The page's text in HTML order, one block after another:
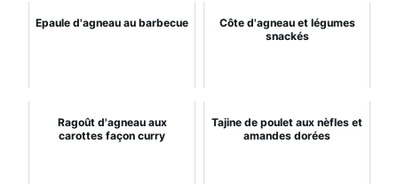
Epaule d'agneau au barbecue
Côte d'agneau et légumes
snackés
Ragoût d'agneau aux
carottes façon curry
Tajine de poulet aux nèfles et
amandes dorées